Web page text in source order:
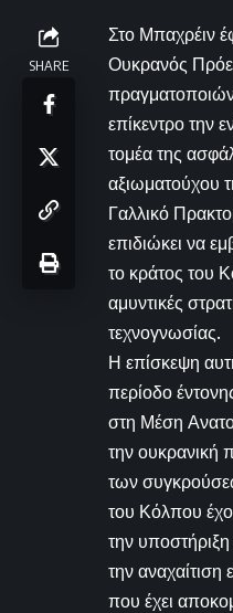
SHARE
Στο Μπαχρέιν
Ουκρανός
επίκεντρο την
τομέα της
αξιωματούχου
Γαλλικό
επιδιώκει να
το κράτος του
αμυντικές
τεχνογνωσίας.
Η επίσκεψη
περίοδο
στη Μέση
την ουκρανική
των
του Κόλπου
την
την
που έχει